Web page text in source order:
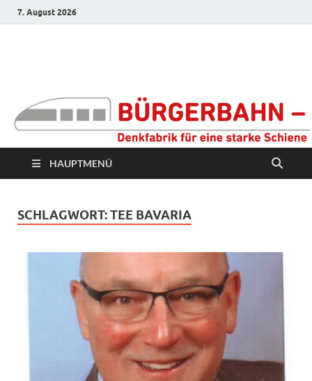
7. August 2026
Denkfabrik für eine
starke Schiene
HAUPTMENÜ
SCHLAGWORT:TEE BAVARIA